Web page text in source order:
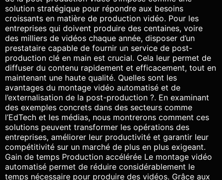
solution stratégique pour répondre aux besoins
croissants en matière de production vidéo. Pour les
entreprises qui doivent produire des centaines, voire
des milliers de vidéos chaque année, disposer d’un
prestataire capable de fournir un service de post-
production clé en main est crucial. Cela leur permet de
diffuser du contenu rapidement et efficacement, tout en
maintenant une haute qualité. Quelles sont les
avantages du montage vidéo automatisé et de
l’externalisation de la post-production ?. En examinant
des exemples concrets dans des secteurs comme
l’EdTech et les médias, nous montrerons comment ces
solutions peuvent transformer les opérations des
entreprises, améliorer leur productivité et garantir leur
compétitivité sur un marché de plus en plus exigeant.
Gain de temps Production accélérée Le montage vidéo
automatisé permet de réduire considérablement le
temps nécessaire pour produire des vidéos. Grâce aux